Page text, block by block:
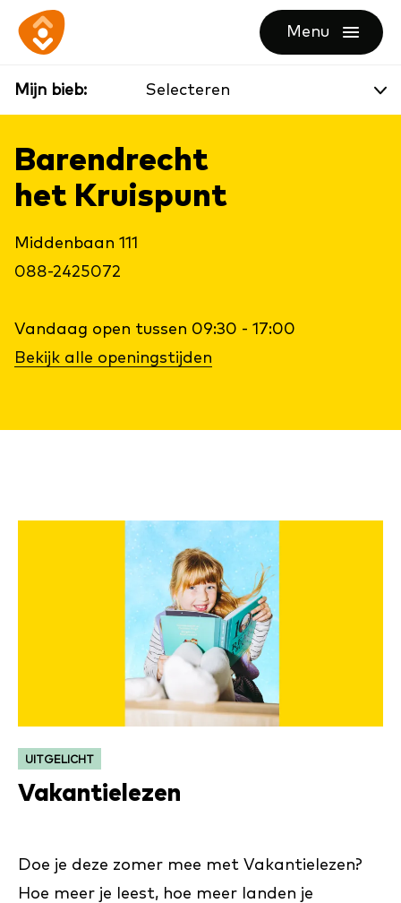
direct
de
direct
de
Ga
naar
de
Menu
openen
Barendrecht
het Kruispunt
Middenbaan 111
088-2425072
Vandaag open tussen 09:30 - 17:00
Bekijk alle openingstijden
Mijn bieb:
Vakantielezen
CATEGORIE:
UITGELICHT
Doe je deze zomer mee met Vakantielezen?
Hoe meer je leest, hoe meer landen je